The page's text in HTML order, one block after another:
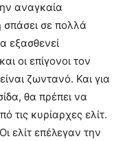
αναγκαία
σπάσει σε πολλά
εξασθενεί
οι επίγονοι τον
ζωντανό. Και για
θα πρέπει να
τις κυρίαρχες ελίτ.
ελίτ επέλεγαν την